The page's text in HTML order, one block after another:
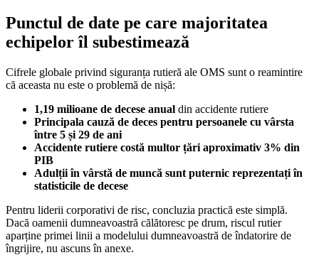
Punctul de date pe care majoritatea
echipelor îl subestimează
Cifrele globale privind siguranța rutieră ale OMS sunt o reamintire
că aceasta nu este o problemă de nișă:
1,19 milioane de decese anual din accidente rutiere
Principala cauză de deces pentru persoanele cu vârsta
între 5 și 29 de ani
Accidente rutiere costă multor țări aproximativ 3% din
PIB
Adulții în vârstă de muncă sunt puternic reprezentați în
statisticile de decese
Pentru liderii corporativi de risc, concluzia practică este simplă.
Dacă oamenii dumneavoastră călătoresc pe drum, riscul rutier
aparține primei linii a modelului dumneavoastră de îndatorire de
îngrijire, nu ascuns în anexe.